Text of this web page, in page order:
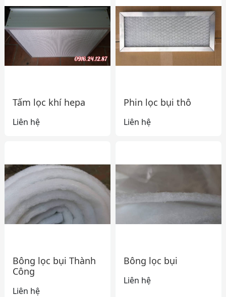
Tấm lọc khí hepa
Liên hệ
Phin lọc bụi thô
Liên hệ
Bông lọc bụi Thành
Công
Liên hệ
Bông lọc bụi
Liên hệ